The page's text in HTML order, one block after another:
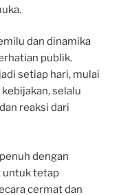
dan dinamika
publik.
setiap hari, mulai
selalu
reaksi dari
dengan
untuk tetap
cermat dan